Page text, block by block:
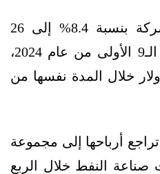
كما انخفضت أرباح الشركة بنسبة 8.4% إلى 26
مليار دولار خلال الأشهر الـ9 الأولى من عام 2024،
28.4 مليار دولار خلال المدة نفسها من
تراجع أرباحها إلى مجموعة
النفط خلال الربع